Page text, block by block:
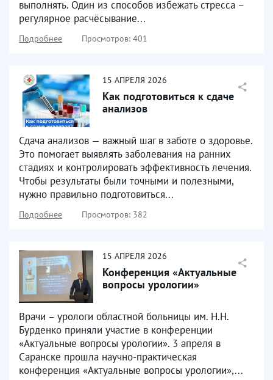
выполнять. Один из способов избежaть стрeсса –
регулярное расчёсывание...
Подробнее Просмотров: 401
15 АПРЕЛЯ 2026
Как подготовиться к сдаче
анализов
Сдача анализов — важный шаг в заботе о здоровье.
Это помогает выявлять заболевания на ранних
стадиях и контролировать эффективность лечения.
Чтобы результаты были точными и полезными,
нужно правильно подготовиться...
Подробнее Просмотров: 382
15 АПРЕЛЯ 2026
Конференция «Актуальные
вопросы урологии»
Врачи – урологи областной больницы им. Н.Н.
Бурденко приняли участие в конференции
«Актуальные вопросы урологии». 3 апреля в
Саранске прошла научно-практическая
конференция «Актуальные вопросы урологии»,...